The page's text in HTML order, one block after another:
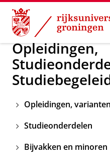
Skip
Content
Skip
Navigation
Over ons
Opleidingen,
Opleidingen,
Studieonderdelen
Bijvakken en minoren